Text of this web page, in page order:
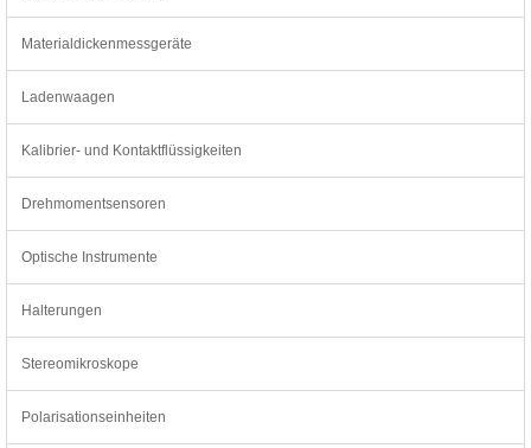
Materialdickenmessgeräte
Ladenwaagen
Kalibrier- und Kontaktflüssigkeiten
Drehmomentsensoren
Optische Instrumente
Halterungen
Stereomikroskope
Polarisationseinheiten